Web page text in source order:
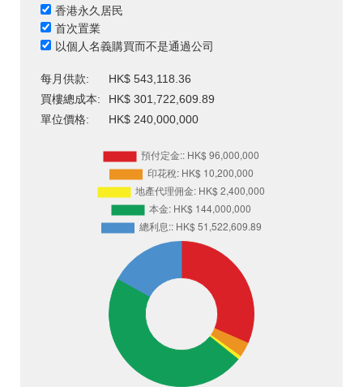
香港永久居民
首次置業
以個人名義購買而不是通過公司
每月供款:
HK$ 543,118.36
買樓總成本:
HK$ 301,722,609.89
單位價格:
HK$ 240,000,000